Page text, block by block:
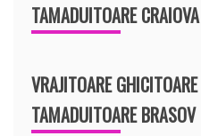
TAMADUITOARE CRAIOVA
VRAJITOARE
TAMADUITOARE BRASOV